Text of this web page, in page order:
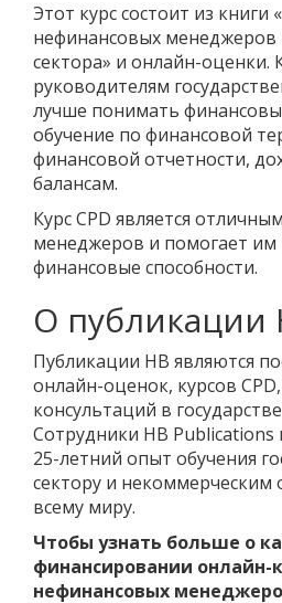
Этот курс состоит из книги
нефинансовых менеджеров
сектора» и онлайн-оценки.
руководителям
лучше понимать
обучение по финансовой
финансовой отчетности,
балансам.
Курс CPD является
менеджеров и помогает им
финансовые способности.
О публикации
Публикации HB являются
онлайн-оценок, курсов
консультаций в
Сотрудники HB
25-летний опыт обучения
сектору и некоммерческим
всему миру.
Чтобы узнать больше о
финансировании онлайн-
нефинансовых